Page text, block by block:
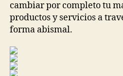
cambiar por completo tu
productos y servicios a
forma abismal.